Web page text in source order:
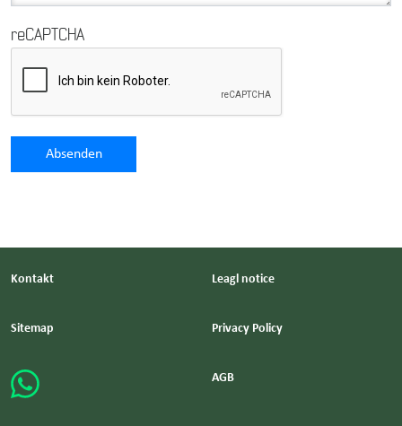
reCAPTCHA
Absenden
Kontakt Leagl notice
Sitemap Privacy Policy
AGB